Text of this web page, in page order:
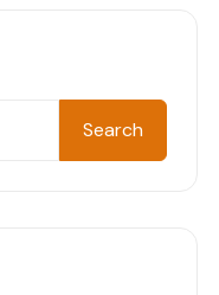
Search